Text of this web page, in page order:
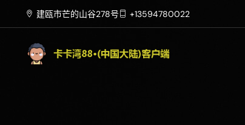
建瓯市芒的山谷278号 +13594780022